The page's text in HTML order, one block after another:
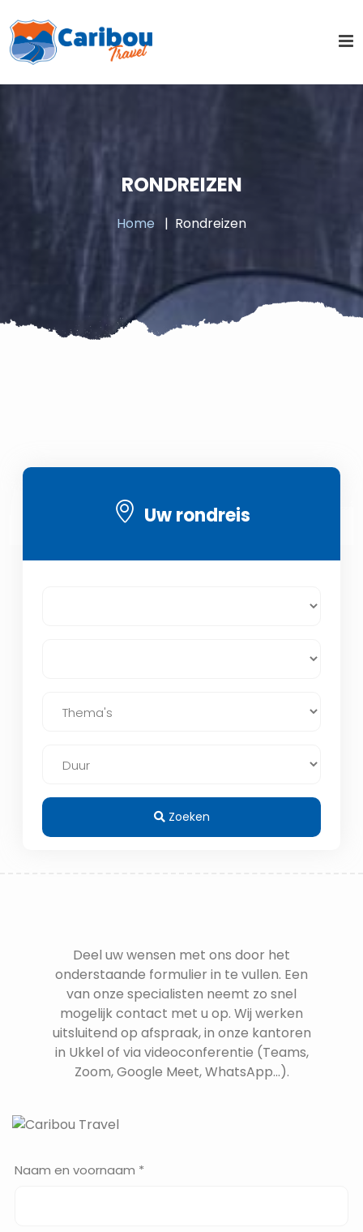
RONDREIZEN
Home Rondreizen
Uw rondreis
Zoeken
Deel uw wensen met ons door het
onderstaande formulier in te vullen. Een
van onze specialisten neemt zo snel
mogelijk contact met u op. Wij werken
uitsluitend op afspraak, in onze kantoren
in Ukkel of via videoconferentie (Teams,
Zoom, Google Meet, WhatsApp...).
Naam en voornaam *